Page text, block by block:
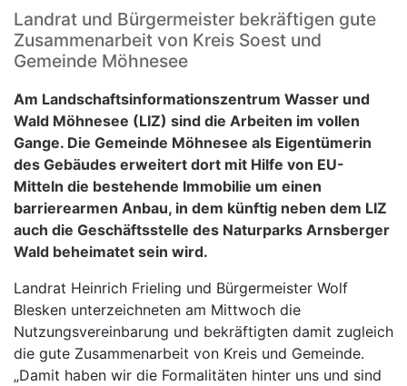
Landrat und Bürgermeister bekräftigen gute
Zusammenarbeit von Kreis Soest und
Gemeinde Möhnesee
Am Landschaftsinformationszentrum Wasser und
Wald Möhnesee (LIZ) sind die Arbeiten im vollen
Gange. Die Gemeinde Möhnesee als Eigentümerin
des Gebäudes erweitert dort mit Hilfe von EU-
Mitteln die bestehende Immobilie um einen
barrierearmen Anbau, in dem künftig neben dem LIZ
auch die Geschäftsstelle des Naturparks Arnsberger
Wald beheimatet sein wird.
Landrat Heinrich Frieling und Bürgermeister Wolf
Blesken unterzeichneten am Mittwoch die
Nutzungsvereinbarung und bekräftigten damit zugleich
die gute Zusammenarbeit von Kreis und Gemeinde.
„Damit haben wir die Formalitäten hinter uns und sind